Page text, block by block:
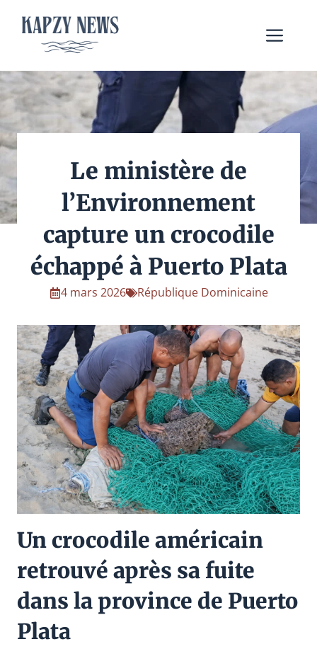
contenu
Le ministère de
l’Environnement
capture un crocodile
échappé à Puerto Plata
4 mars 2026 République Dominicaine
Un crocodile américain
retrouvé après sa fuite
dans la province de Puerto
Plata